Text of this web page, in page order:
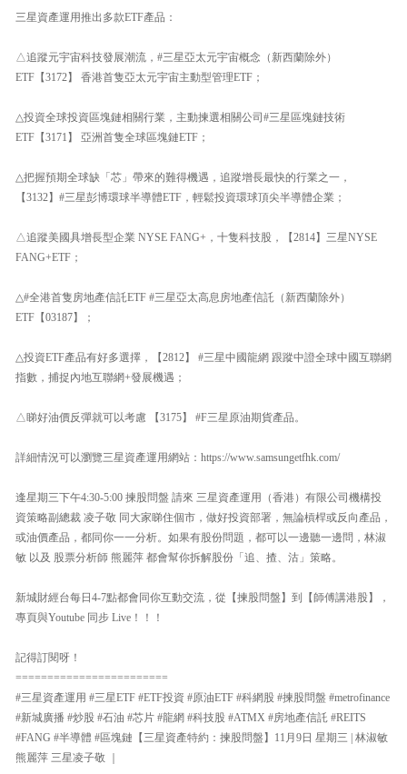
三星資產運用推出多款ETF產品：
△追蹤元宇宙科技發展潮流，#三星亞太元宇宙概念（新西蘭除外）
ETF【3172】 香港首隻亞太元宇宙主動型管理ETF；
△投資全球投資區塊鏈相關行業，主動揀選相關公司#三星區塊鏈技術
ETF【3171】 亞洲首隻全球區塊鏈ETF；
△把握預期全球缺「芯」帶來的難得機遇，追蹤增長最快的行業之一，
【3132】#三星彭博環球半導體ETF，輕鬆投資環球頂尖半導體企業；
△追蹤美國具增長型企業 NYSE FANG+，十隻科技股，【2814】三星NYSE
FANG+ETF；
△#全港首隻房地產信託ETF #三星亞太高息房地產信託（新西蘭除外）
ETF【03187】；
△投資ETF產品有好多選擇，【2812】 #三星中國龍網 跟蹤中證全球中國互聯網
指數，捕捉內地互聯網+發展機遇；
△睇好油價反彈就可以考慮 【3175】 #F三星原油期貨產品。
詳細情況可以瀏覽三星資產運用網站：https://www.samsungetfhk.com/
逢星期三下午4:30-5:00 揀股問盤 請來 三星資產運用（香港）有限公司機構投
資策略副總裁 凌子敬 同大家睇住個市，做好投資部署，無論槓桿或反向產品，
或油價產品，都同你一一分析。如果有股份問題，都可以一邊聽一邊問，林淑
敏 以及 股票分析師 熊麗萍 都會幫你拆解股份「追、揸、沽」策略。
新城財經台每日4-7點都會同你互動交流，從【揀股問盤】到【師傅講港股】，
專頁與Youtube 同步 Live！！！
記得訂閱呀！
========================
#三星資產運用 #三星ETF #ETF投資 #原油ETF #科網股 #揀股問盤 #metrofinance
#新城廣播 #炒股 #石油 #芯片 #龍網 #科技股 #ATMX #房地產信託 #REITS
#FANG #半導體 #區塊鏈【三星資產特約：揀股問盤】11月9日 星期三 | 林淑敏
熊麗萍 三星凌子敬 ｜